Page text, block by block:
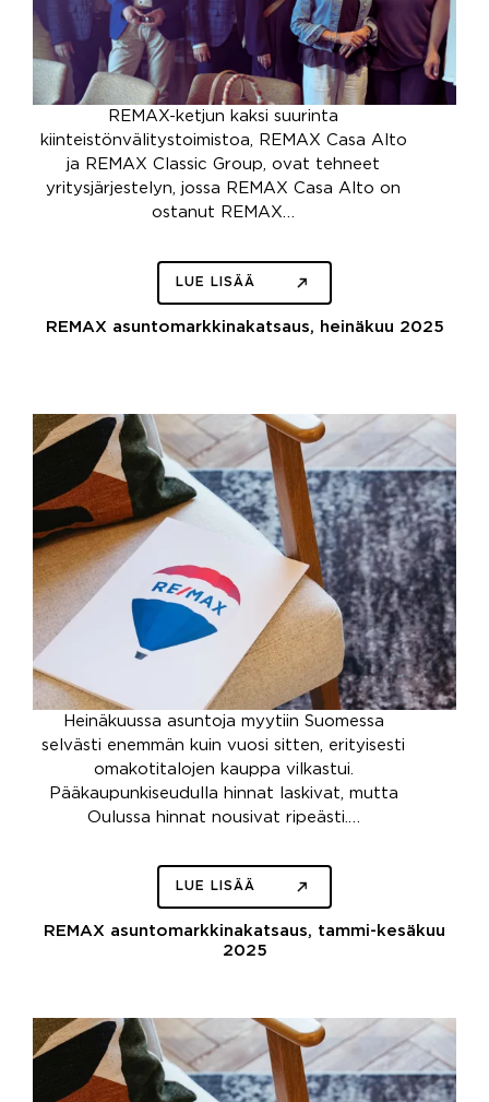
REMAX-ketjun kaksi suurinta
kiinteistönvälitystoimistoa, REMAX Casa Alto
ja REMAX Classic Group, ovat tehneet
yritysjärjestelyn, jossa REMAX Casa Alto on
ostanut REMAX…
LUE LISÄÄ
REMAX asuntomarkkinakatsaus, heinäkuu 2025
Heinäkuussa asuntoja myytiin Suomessa
selvästi enemmän kuin vuosi sitten, erityisesti
omakotitalojen kauppa vilkastui.
Pääkaupunkiseudulla hinnat laskivat, mutta
Oulussa hinnat nousivat ripeästi.…
LUE LISÄÄ
REMAX asuntomarkkinakatsaus, tammi-kesäkuu
2025